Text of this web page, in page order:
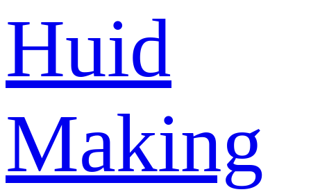
Huid
Making